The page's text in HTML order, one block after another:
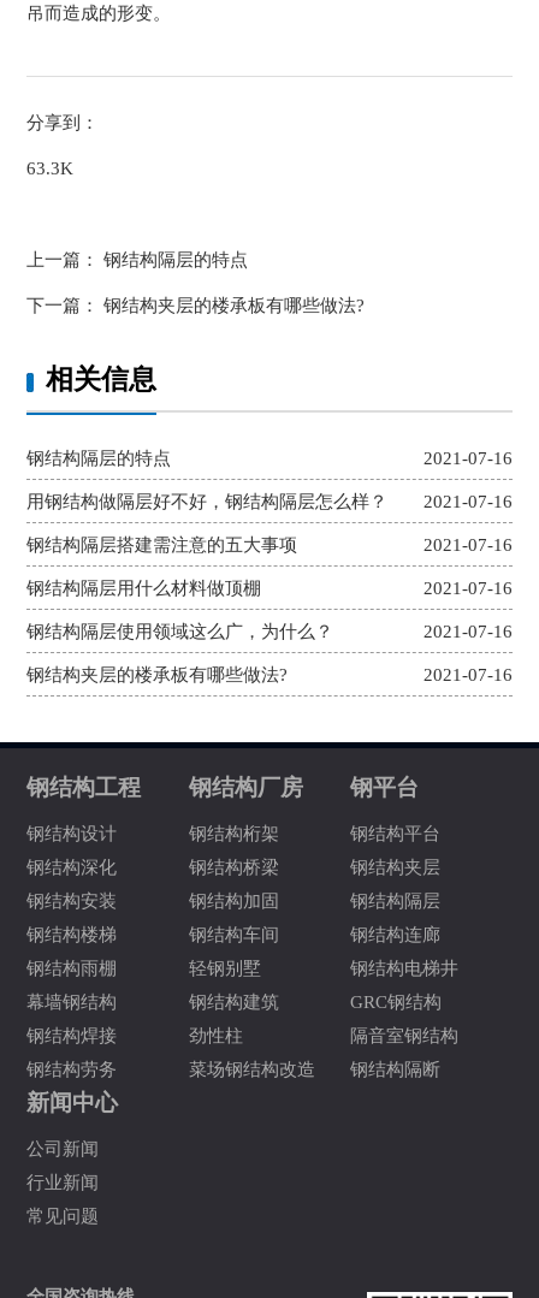
吊而造成的形变。
分享到：
63.3K
上一篇： 钢结构隔层的特点
下一篇： 钢结构夹层的楼承板有哪些做法?
相关信息
2021-07-16
钢结构隔层的特点
2021-07-16
用钢结构做隔层好不好，钢结构隔层怎么样？
2021-07-16
钢结构隔层搭建需注意的五大事项
2021-07-16
钢结构隔层用什么材料做顶棚
2021-07-16
钢结构隔层使用领域这么广，为什么？
2021-07-16
钢结构夹层的楼承板有哪些做法?
钢结构工程
钢结构设计
钢结构深化
钢结构安装
钢结构楼梯
钢结构雨棚
幕墙钢结构
钢结构焊接
钢结构劳务
钢结构厂房
钢结构桁架
钢结构桥梁
钢结构加固
钢结构车间
轻钢别墅
钢结构建筑
劲性柱
菜场钢结构改造
钢平台
钢结构平台
钢结构夹层
钢结构隔层
钢结构连廊
钢结构电梯井
GRC钢结构
隔音室钢结构
钢结构隔断
新闻中心
公司新闻
行业新闻
常见问题